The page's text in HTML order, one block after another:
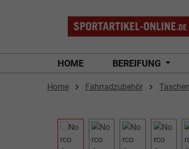
HOME BEREIFUNG
Home Fahrradzubehör